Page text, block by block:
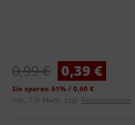
0,99 € 0,39 €
Sie sparen 61% / 0,60 €
inkl. 7 % MwSt. zzgl. Versandkosten